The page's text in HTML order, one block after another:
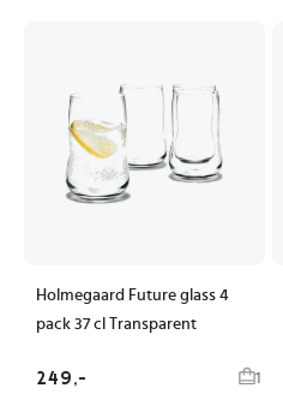
Holmegaard Future glass 4
pack 37 cl Transparent
249,- 1